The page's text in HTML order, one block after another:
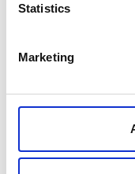
Statistics
Marketing